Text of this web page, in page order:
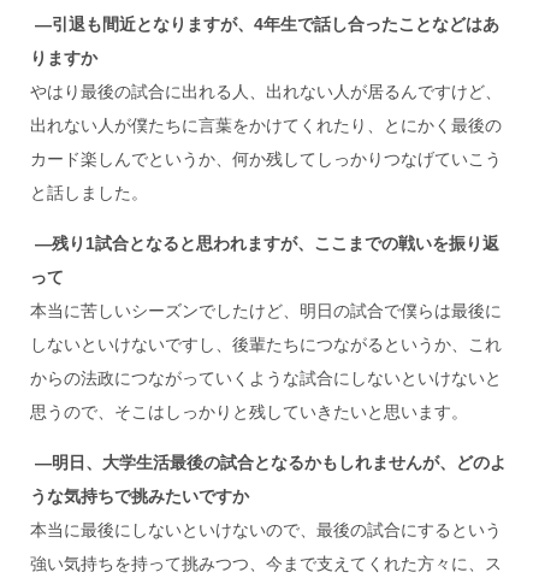
―引退も間近となりますが、4年生で話し合ったことなどはあ
りますか
やはり最後の試合に出れる人、出れない人が居るんですけど、
出れない人が僕たちに言葉をかけてくれたり、とにかく最後の
カード楽しんでというか、何か残してしっかりつなげていこう
と話しました。
―残り1試合となると思われますが、ここまでの戦いを振り返
って
本当に苦しいシーズンでしたけど、明日の試合で僕らは最後に
しないといけないですし、後輩たちにつながるというか、これ
からの法政につながっていくような試合にしないといけないと
思うので、そこはしっかりと残していきたいと思います。
―明日、大学生活最後の試合となるかもしれませんが、どのよ
うな気持ちで挑みたいですか
本当に最後にしないといけないので、最後の試合にするという
強い気持ちを持って挑みつつ、今まで支えてくれた方々に、ス